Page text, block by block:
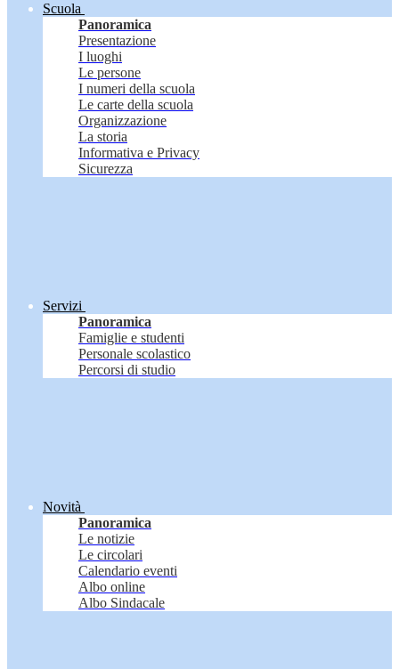
Scuola
Panoramica
Presentazione
I luoghi
Le persone
I numeri della scuola
Le carte della scuola
Organizzazione
La storia
Informativa e Privacy
Sicurezza
Servizi
Panoramica
Famiglie e studenti
Personale scolastico
Percorsi di studio
Novità
Panoramica
Le notizie
Le circolari
Calendario eventi
Albo online
Albo Sindacale